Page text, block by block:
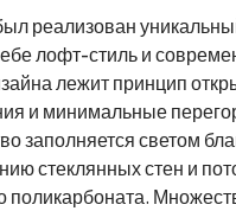
реализован
лофт-стиль и
лежит принцип
и минимальные
заполняется светом
стеклянных стен и
поликарбоната.